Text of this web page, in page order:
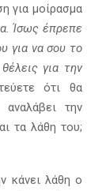
για μοίρασμα
Ίσως έπρεπε
για να σου το
για την
ότι θα
την
τα λάθη του;
κάνει λάθη ο